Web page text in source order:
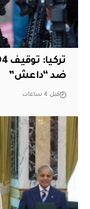
ضد “داعش”
قبل 4 ساعات